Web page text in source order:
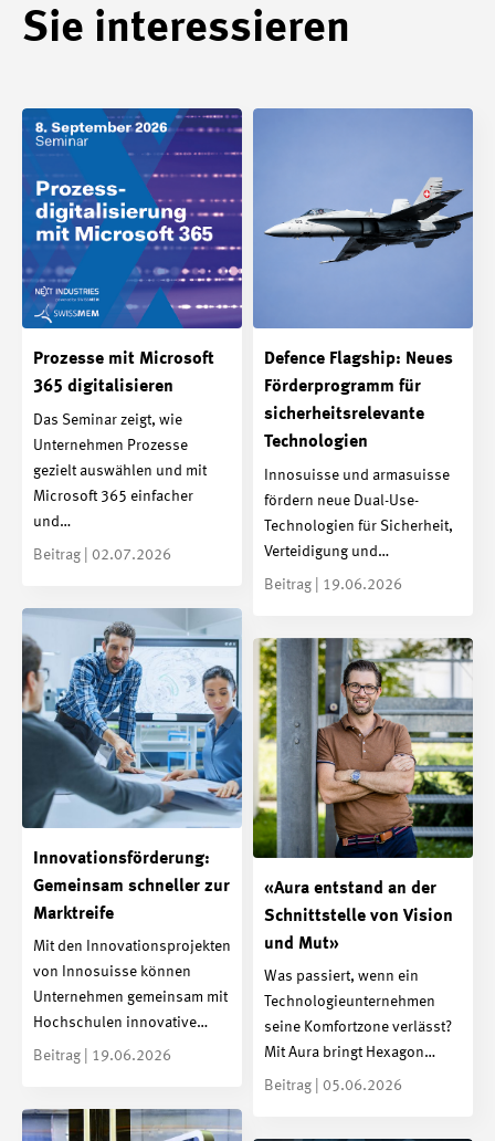
Sie interessieren
Prozesse mit Microsoft
365 digitalisieren
Das Seminar zeigt, wie
Unternehmen Prozesse
gezielt auswählen und mit
Microsoft 365 einfacher
und…
Beitrag | 02.07.2026
Defence Flagship: Neues
Förderprogramm für
sicherheitsrelevante
Technologien
Innosuisse und armasuisse
fördern neue Dual-Use-
Technologien für Sicherheit,
Verteidigung und…
Beitrag | 19.06.2026
Innovationsförderung:
Gemeinsam schneller zur
Marktreife
Mit den Innovationsprojekten
von Innosuisse können
Unternehmen gemeinsam mit
Hochschulen innovative…
Beitrag | 19.06.2026
«Aura entstand an der
Schnittstelle von Vision
und Mut»
Was passiert, wenn ein
Technologieunternehmen
seine Komfortzone verlässt?
Mit Aura bringt Hexagon…
Beitrag | 05.06.2026